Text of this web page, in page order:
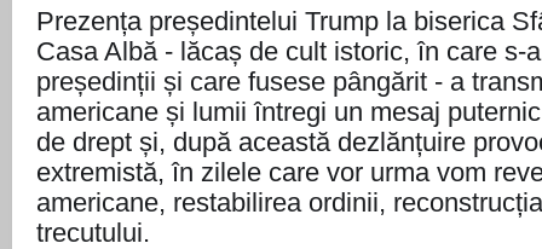
Prezența președintelui Trump la biserica
Casa Albă - lăcaș de cult istoric, în care s-
președinții și care fusese pângărit - a
americane și lumii întregi un mesaj
de drept și, după această dezlănțuire
extremistă, în zilele care vor urma vom
americane, restabilirea ordinii,
trecutului.